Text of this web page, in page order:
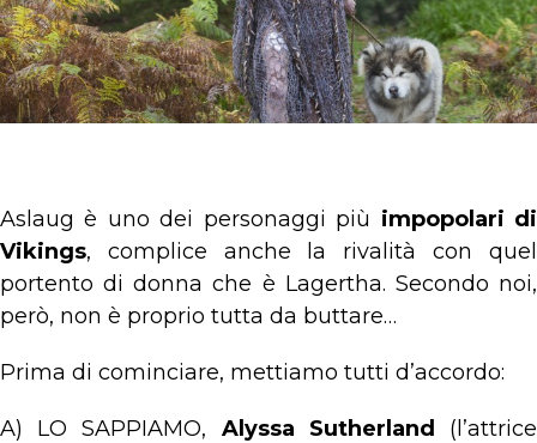
Aslaug è uno dei personaggi più impopolari di
Vikings, complice anche la rivalità con quel
portento di donna che è Lagertha. Secondo noi,
però, non è proprio tutta da buttare…
Prima di cominciare, mettiamo tutti d’accordo:
A) LO SAPPIAMO, Alyssa Sutherland
(l’attrice